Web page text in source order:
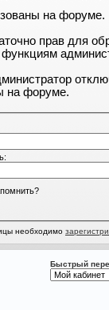
на форуме.
прав для
функциям
на форуме.
необходимо
Быстрый